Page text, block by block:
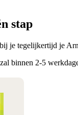
stap
je tegelijkertijd je
binnen 2-5